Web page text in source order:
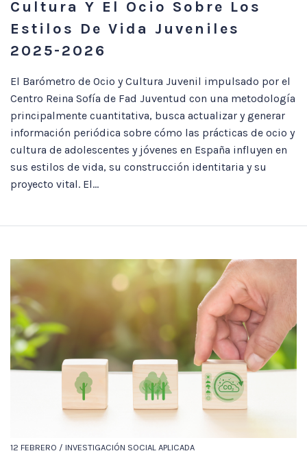
Cultura Y El Ocio Sobre Los
Estilos De Vida Juveniles
2025-2026
El Barómetro de Ocio y Cultura Juvenil impulsado por el
Centro Reina Sofía de Fad Juventud con una metodología
principalmente cuantitativa, busca actualizar y generar
información periódica sobre cómo las prácticas de ocio y
cultura de adolescentes y jóvenes en España influyen en
sus estilos de vida, su construcción identitaria y su
proyecto vital. El...
12 FEBRERO / INVESTIGACIÓN SOCIAL APLICADA